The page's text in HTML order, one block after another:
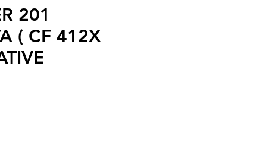
201
( CF 412X